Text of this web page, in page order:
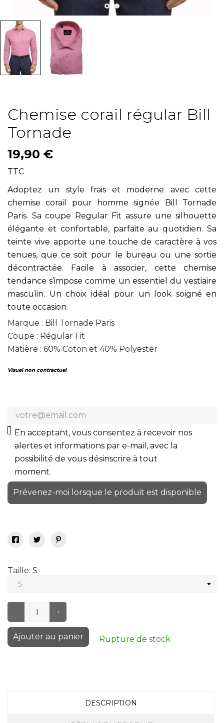
Chemise corail régular Bill
Tornade
19,90 €
TTC
Adoptez un style frais et moderne avec cette
chemise corail pour homme signée Bill Tornade
Paris. Sa coupe Regular Fit assure une silhouette
élégante et confortable, parfaite au quotidien. Sa
teinte vive apporte une touche de caractère à vos
tenues, que ce soit pour le bureau ou une sortie
décontractée. Facile à associer, cette chemise
tendance s’impose comme un essentiel du vestiaire
masculin. Un choix idéal pour un look soigné en
toute occasion.
Marque : Bill Tornade Paris
Coupe : Régular Fit
Matière : 60% Coton et 40% Polyester
Visuel non contractuel
En acceptant, vous consentez à recevoir nos
alertes et informations par e-mail, avec la
possibilité de vous désinscrire à tout
moment.
Prévenez-moi lorsque le produit est disponible
Taille: S
– +
Ajouter au panier Rupture de stock
DESCRIPTION